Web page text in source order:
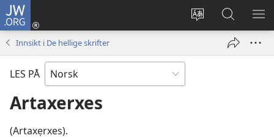
JW.ORG
Endre
Logg
inn
vindu)
Søk
på
JW.ORG
VIS
Innsikt i De hellige skrifter
LES PÅ
Artaxerxes
(Artaxẹrxes).